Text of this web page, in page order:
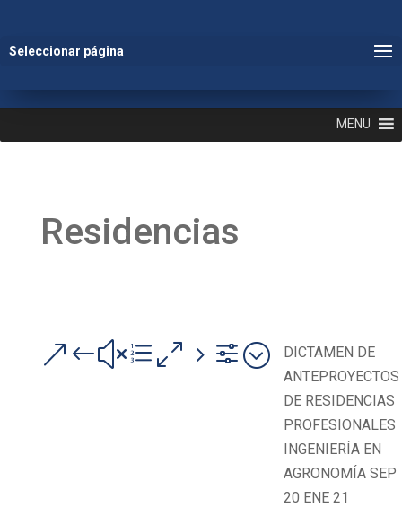
Seleccionar página
MENU
Residencias
&#xe05f;
DICTAMEN DE
ANTEPROYECTOS
DE RESIDENCIAS
PROFESIONALES
INGENIERÍA EN
AGRONOMÍA SEP
20 ENE 21